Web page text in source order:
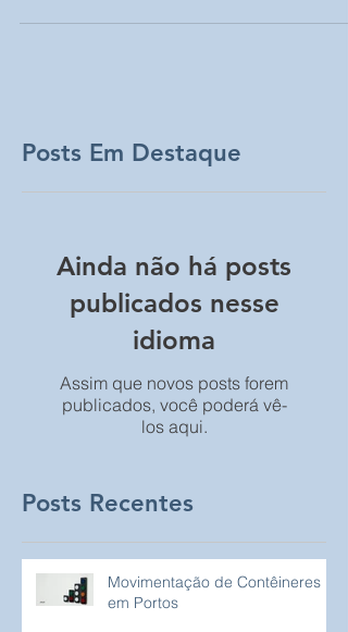
Posts Em Destaque
Ainda não há posts
publicados nesse
idioma
Assim que novos posts forem
publicados, você poderá vê-
Posts Recentes